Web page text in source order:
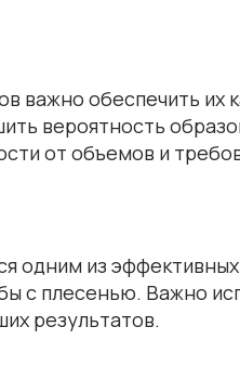
важно обеспечить их
вероятность
от объемов и
одним из
с плесенью. Важно
результатов.